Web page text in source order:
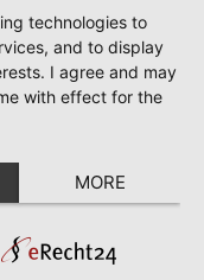
technologies to
and to display
I agree and may
with effect for the
MORE